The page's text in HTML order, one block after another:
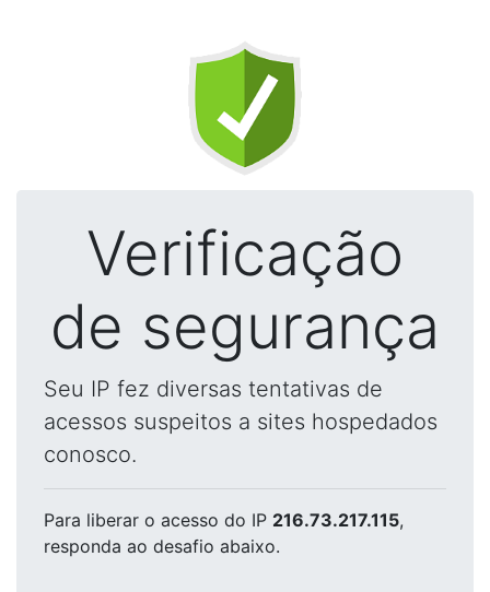
Verificação
de segurança
Seu IP fez diversas tentativas de
acessos suspeitos a sites hospedados
conosco.
Para liberar o acesso do IP 216.73.217.115,
responda ao desafio abaixo.